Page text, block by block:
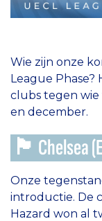
Wie zijn onze
League Phase?
clubs tegen
en december.
🏴󠁧󠁢󠁥󠁮󠁧󠁿 Chelsea
Onze
introductie. De
Hazard won al